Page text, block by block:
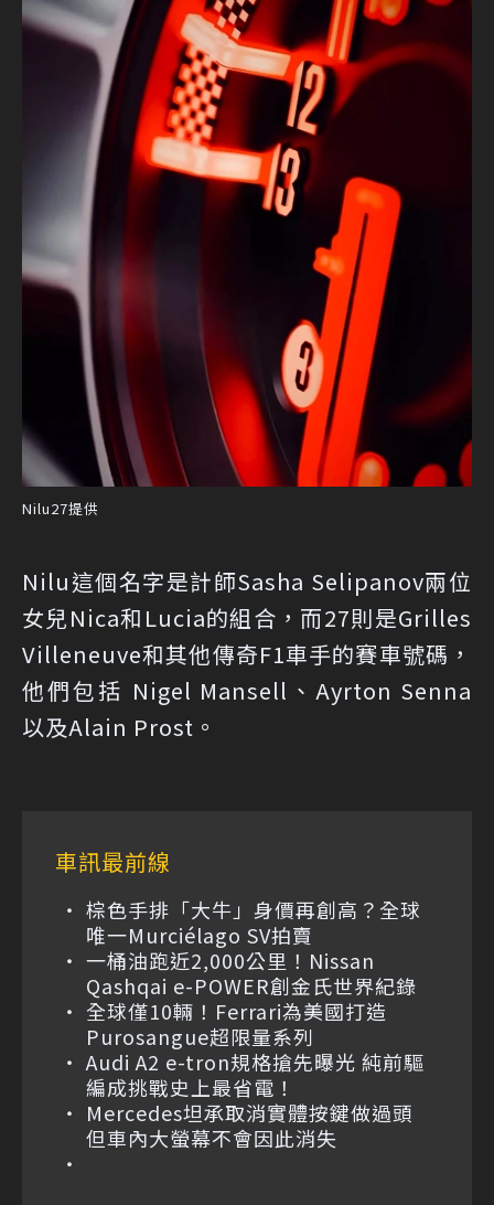
Nilu27提供
Nilu這個名字是計師Sasha Selipanov兩位
女兒Nica和Lucia的組合，而27則是Grilles
Villeneuve和其他傳奇F1車手的賽車號碼，
他們包括 Nigel Mansell、Ayrton Senna
以及Alain Prost。
車訊最前線
棕色手排「大牛」身價再創高？全球
唯一Murciélago SV拍賣
一桶油跑近2,000公里！Nissan
Qashqai e-POWER創金氏世界紀錄
全球僅10輛！Ferrari為美國打造
Purosangue超限量系列
Audi A2 e-tron規格搶先曝光 純前驅
編成挑戰史上最省電！
Mercedes坦承取消實體按鍵做過頭
但車內大螢幕不會因此消失